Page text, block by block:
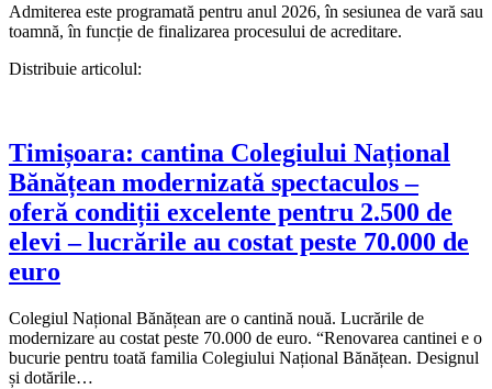
Admiterea este programată pentru anul 2026, în sesiunea de vară sau
toamnă, în funcție de finalizarea procesului de acreditare.
Distribuie articolul:
Timișoara: cantina Colegiului Național
Bănățean modernizată spectaculos –
oferă condiții excelente pentru 2.500 de
elevi – lucrările au costat peste 70.000 de
euro
Colegiul Național Bănățean are o cantină nouă. Lucrările de
modernizare au costat peste 70.000 de euro. “Renovarea cantinei e o
bucurie pentru toată familia Colegiului Național Bănățean. Designul
și dotările…